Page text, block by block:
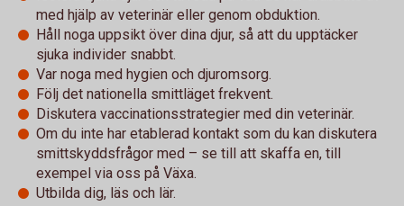
med hjälp av veterinär eller genom obduktion.
Håll noga uppsikt över dina djur, så att du upptäcker
sjuka individer snabbt.
Var noga med hygien och djuromsorg.
Följ det nationella smittläget frekvent.
Diskutera vaccinationsstrategier med din veterinär.
Om du inte har etablerad kontakt som du kan diskutera
smittskyddsfrågor med – se till att skaffa en, till
exempel via oss på Växa.
Utbilda dig, läs och lär.